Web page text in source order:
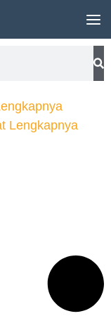
Lengkapnya